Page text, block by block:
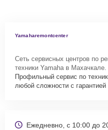
Yamaharemontcenter
Сеть сервисных центров по
техники Yamaha в Махачкале.
Профильный сервис по
любой сложности с гарантией
Ежедневно, с 10:00 до